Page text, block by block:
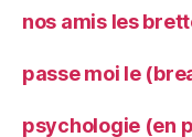
nos amis les
passe moi le
psychologie (en